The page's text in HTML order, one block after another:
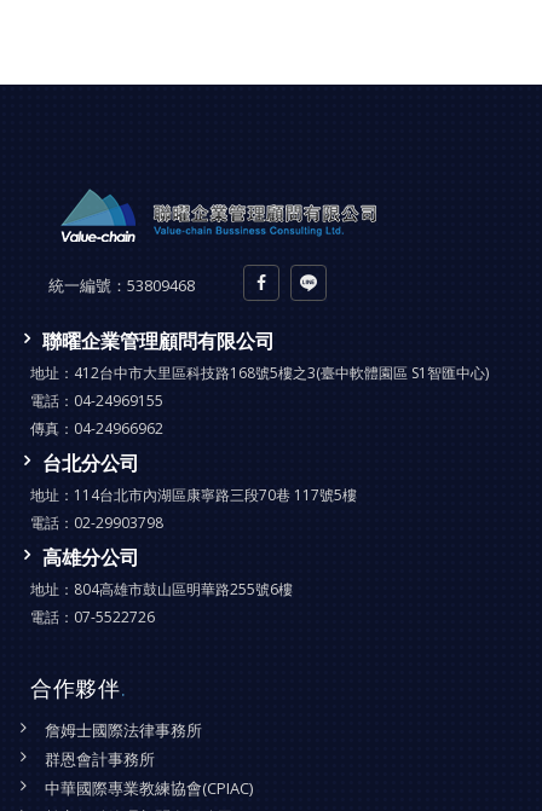
統一編號： 53809468
聯曜企業管理顧問有限公司
地址： 412台中市大里區科技路168號5樓之3(臺中軟體園區 S1智匯中心)
電話： 04-24969155
傳真： 04-24966962
台北分公司
地址： 114台北市內湖區康寧路三段70巷 117號5樓
電話： 02-29903798
高雄分公司
地址： 804高雄市鼓山區明華路255號6樓
電話： 07-5522726
合作夥伴.
詹姆士國際法律事務所
群恩會計事務所
中華國際專業教練協會(CPIAC)